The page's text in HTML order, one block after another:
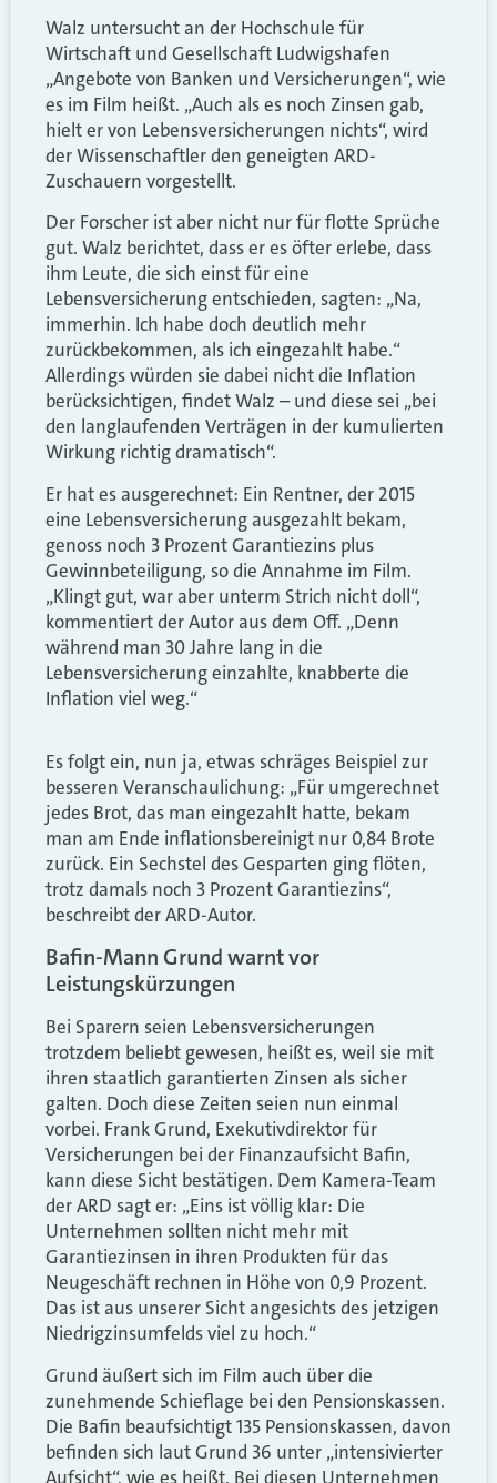
Walz untersucht an der Hochschule für
Wirtschaft und Gesellschaft Ludwigshafen
„Angebote von Banken und Versicherungen“, wie
es im Film heißt. „Auch als es noch Zinsen gab,
hielt er von Lebensversicherungen nichts“, wird
der Wissenschaftler den geneigten ARD-
Zuschauern vorgestellt.
Der Forscher ist aber nicht nur für flotte Sprüche
gut. Walz berichtet, dass er es öfter erlebe, dass
ihm Leute, die sich einst für eine
Lebensversicherung entschieden, sagten: „Na,
immerhin. Ich habe doch deutlich mehr
zurückbekommen, als ich eingezahlt habe.“
Allerdings würden sie dabei nicht die Inflation
berücksichtigen, findet Walz – und diese sei „bei
den langlaufenden Verträgen in der kumulierten
Wirkung richtig dramatisch“.
Er hat es ausgerechnet: Ein Rentner, der 2015
eine Lebensversicherung ausgezahlt bekam,
genoss noch 3 Prozent Garantiezins plus
Gewinnbeteiligung, so die Annahme im Film.
„Klingt gut, war aber unterm Strich nicht doll“,
kommentiert der Autor aus dem Off. „Denn
während man 30 Jahre lang in die
Lebensversicherung einzahlte, knabberte die
Inflation viel weg.“
Es folgt ein, nun ja, etwas schräges Beispiel zur
besseren Veranschaulichung: „Für umgerechnet
jedes Brot, das man eingezahlt hatte, bekam
man am Ende inflationsbereinigt nur 0,84 Brote
zurück. Ein Sechstel des Gesparten ging flöten,
trotz damals noch 3 Prozent Garantiezins“,
beschreibt der ARD-Autor.
Bafin-Mann Grund warnt vor
Leistungskürzungen
Bei Sparern seien Lebensversicherungen
trotzdem beliebt gewesen, heißt es, weil sie mit
ihren staatlich garantierten Zinsen als sicher
galten. Doch diese Zeiten seien nun einmal
vorbei. Frank Grund, Exekutivdirektor für
Versicherungen bei der Finanzaufsicht Bafin,
kann diese Sicht bestätigen. Dem Kamera-Team
der ARD sagt er: „Eins ist völlig klar: Die
Unternehmen sollten nicht mehr mit
Garantiezinsen in ihren Produkten für das
Neugeschäft rechnen in Höhe von 0,9 Prozent.
Das ist aus unserer Sicht angesichts des jetzigen
Niedrigzinsumfelds viel zu hoch.“
Grund äußert sich im Film auch über die
zunehmende Schieflage bei den Pensionskassen.
Die Bafin beaufsichtigt 135 Pensionskassen, davon
befinden sich laut Grund 36 unter „intensivierter
Aufsicht“, wie es heißt. Bei diesen Unternehmen